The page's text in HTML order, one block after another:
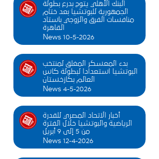
البنك الأهلي يتوج بدرع بطولة
الجمهورية للبوتشيا بعد ختام
منافسات الفرق والزوجي باستاد
القاهرة
News 10-5-2026
بدء المعسكر المغلق لمنتخب
البوتشيا استعدادا لبطولة كاس
العالم بكازخستان
News 4-5-2026
أخبار الاتحاد المصري للقدرة
الرياضية والبوتشيا خلال الفترة
من 5 إلى 9 أبريل
News 12-4-2026